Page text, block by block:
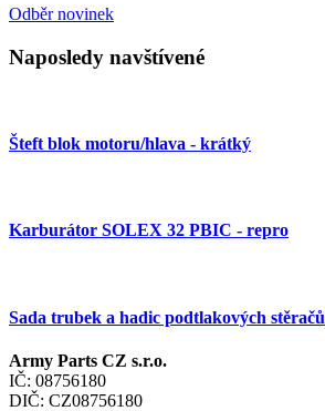
Odběr novinek
Naposledy navštívené
Šteft blok motoru/hlava - krátký
Karburátor SOLEX 32 PBIC - repro
Sada trubek a hadic podtlakových stěračů
Army Parts CZ s.r.o.
IČ: 08756180
DIČ: CZ08756180